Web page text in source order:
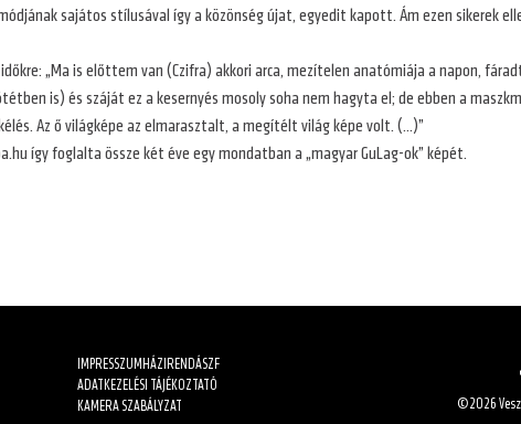
sajátos stílusával így a közönség újat, egyedit kapott. Ám ezen sikerek
„Ma is előttem van (Czifra) akkori arca, mezítelen anatómiája a napon,
is) és száját ez a kesernyés mosoly soha nem hagyta el; de ebben a
Az ő világképe az elmarasztalt, a megítélt világ képe volt. (…)”
így foglalta össze két éve egy mondatban a „magyar GuLag-ok” képét.
IMPRESSZUM HÁZIRENDÁSZF
ADATKEZELÉSI TÁJÉKOZTATÓ
KAMERA SZABÁLYZAT
©2026